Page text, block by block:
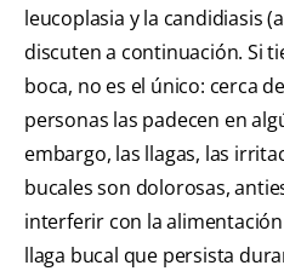
leucoplasia y la candidiasis
discuten a continuación. Si
boca, no es el único: cerca
personas las padecen en
embargo, las llagas, las
bucales son dolorosas,
interferir con la
llaga bucal que persista